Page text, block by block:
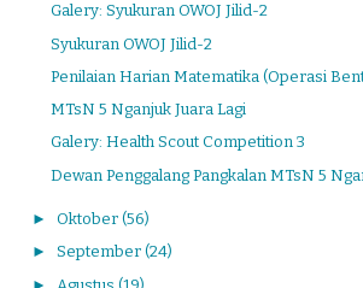
Galery: Syukuran OWOJ Jilid-2
Syukuran OWOJ Jilid-2
Penilaian Harian Matematika (Operasi
MTsN 5 Nganjuk Juara Lagi
Galery: Health Scout Competition 3
Dewan Penggalang Pangkalan MTsN 5
► Oktober (56)
► September (24)